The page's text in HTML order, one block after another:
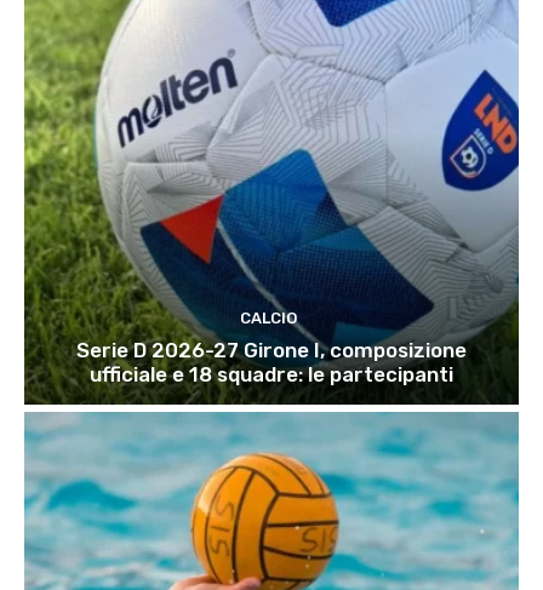
CALCIO
Serie D 2026-27 Girone I, composizione
ufficiale e 18 squadre: le partecipanti